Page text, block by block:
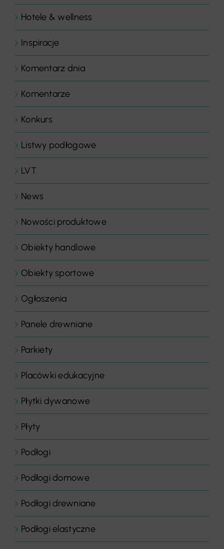
Hotele & wellness
Inspiracje
Komentarz dnia
Komentarze
Konkurs
Listwy podłogowe
LVT
News
Nowości produktowe
Obiekty handlowe
Obiekty sportowe
Ogłoszenia
Panele drewniane
Parkiety
Placówki edukacyjne
Płytki dywanowe
Płyty
Podłogi
Podłogi domowe
Podłogi drewniane
Podłogi elastyczne